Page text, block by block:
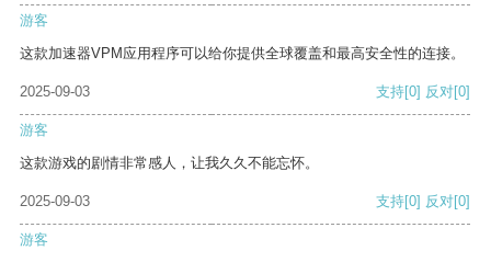
游客
这款加速器VPM应用程序可以给你提供全球覆盖和最高安全性的连接。
2025-09-03 支持[0] 反对[0]
游客
这款游戏的剧情非常感人，让我久久不能忘怀。
2025-09-03 支持[0] 反对[0]
游客